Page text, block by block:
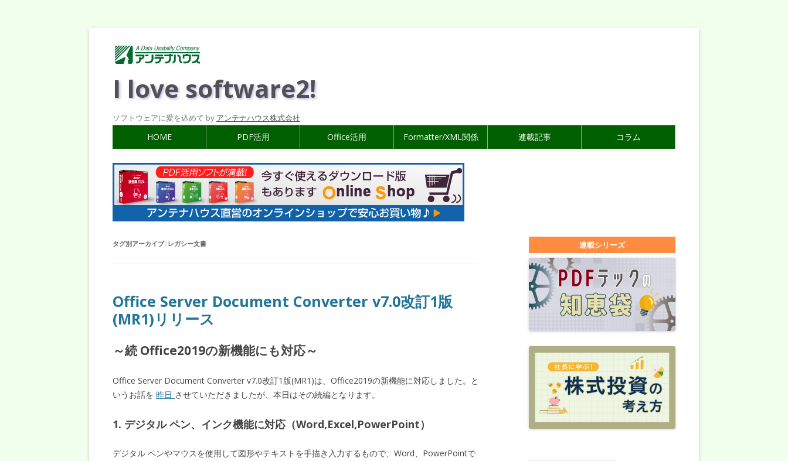
I love software2!
ソフトウェアに愛を込めて by アンテナハウス株式会社
HOME PDF活用 Office活用 Formatter/XML関係 連載記事 コラム
タグ別アーカイブ: レガシー文書
Office Server Document Converter v7.0改訂1版
(MR1)リリース
～続 Office2019の新機能にも対応～
Office Server Document Converter v7.0改訂1版(MR1)は、Office2019の新機能に対応しました。と
いうお話を 昨日 させていただきましたが、本日はその続編となります。
1. デジタル ペン、インク機能に対応（Word,Excel,PowerPoint）
デジタル ペンやマウスを使用して図形やテキストを手描き入力するもので、Word、PowerPointで
連載シリーズ